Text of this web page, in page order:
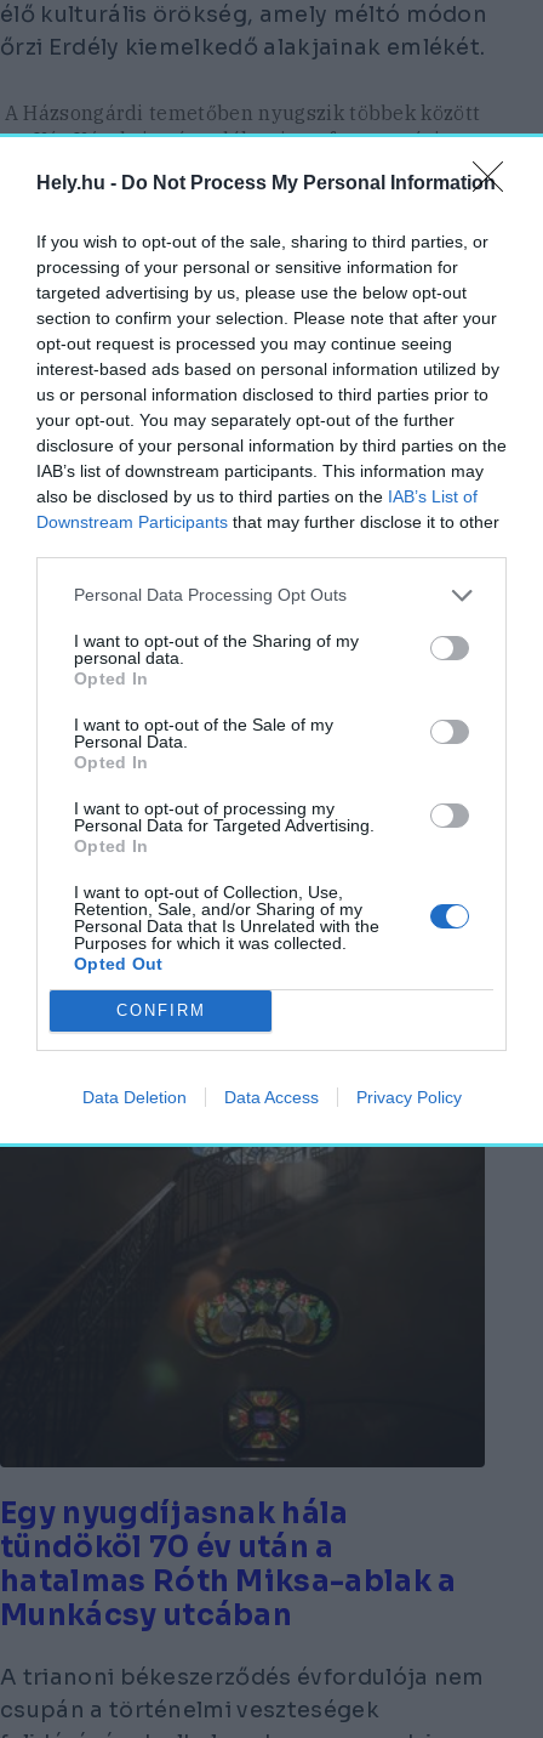
Hely.hu - Do Not Process My Personal Information
If you wish to opt-out of the sale, sharing to third parties, or
processing of your personal or sensitive information for
targeted advertising by us, please use the below opt-out
section to confirm your selection. Please note that after your
opt-out request is processed you may continue seeing
interest-based ads based on personal information utilized by
us or personal information disclosed to third parties prior to
your opt-out. You may separately opt-out of the further
disclosure of your personal information by third parties on the
IAB’s list of downstream participants. This information may
also be disclosed by us to third parties on the IAB’s List of
Downstream Participants that may further disclose it to other
Personal Data Processing Opt Outs
I want to opt-out of the Sharing of my
personal data.
Opted In
I want to opt-out of the Sale of my
Personal Data.
Opted In
I want to opt-out of processing my
Personal Data for Targeted Advertising.
Opted In
I want to opt-out of Collection, Use,
Retention, Sale, and/or Sharing of my
Personal Data that Is Unrelated with the
Purposes for which it was collected.
Opted Out
CONFIRM
Data Deletion Data Access Privacy Policy
élő kulturális örökség, amely méltó módon
őrzi Erdély kiemelkedő alakjainak emlékét.
A Házsongárdi temetőben nyugszik többek között
Kós Károly is, síremléke visszafogott, mégis
Fotó:MTI/Kiss Gábor
Délvidék
A szabadkaizsinagógaa magyarszecesszió
egyik legkiemelkedőbb alkotása. A Komor
Marcell és Jakab Dezső által tervezett épület
1903-ban készült el, és már megjelenésekor
új korszakot nyitott a város építészetében.
Monumentális központi kupolája, színes
Zsolnay-cserepekkel borított tetőzete és
gazdag magyaros ornamentikája egyedülálló
látványt nyújt. A tervezők tudatosan
szakítottak a korábbi, főként keresztény
zsinagógaépítészettel, és a kelet-európai
zsidó hagyományokat ötvözték a magyar
szecesszió formavilágával.
AZ ÉPÜLET BELSŐ TERE CSAKNEM
MÁSFÉL EZER HÍVŐ BEFOGADÁSÁRA
KÉSZÜLT, DÍSZÍTŐFESTÉSE, RÓTH MIKSA
KÜLÖNLEGES FÉNYHATÁSAI MA IS
LENYŰGÖZIK A LÁTOGATÓKAT.
Egy nyugdíjasnak hála
tündököl 70 év után a
hatalmas Róth Miksa-ablak a
Munkácsy utcában
A trianoni békeszerződés évfordulója nem
csupán a történelmi veszteségek